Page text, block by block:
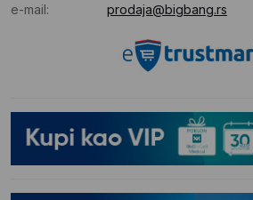
e-mail:
prodaja@bigbang.rs